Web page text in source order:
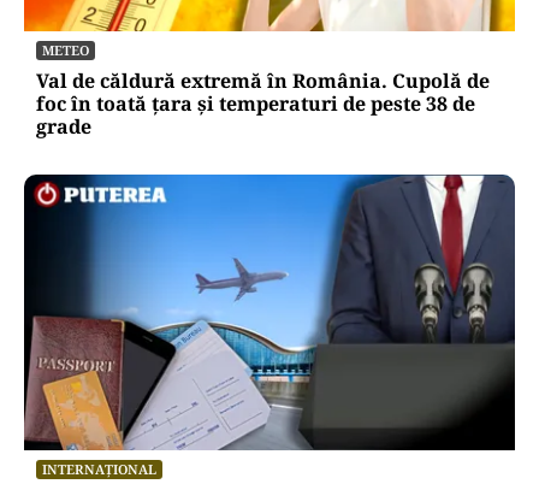
METEO
Val de căldură extremă în România. Cupolă de
foc în toată țara și temperaturi de peste 38 de
grade
INTERNAȚIONAL